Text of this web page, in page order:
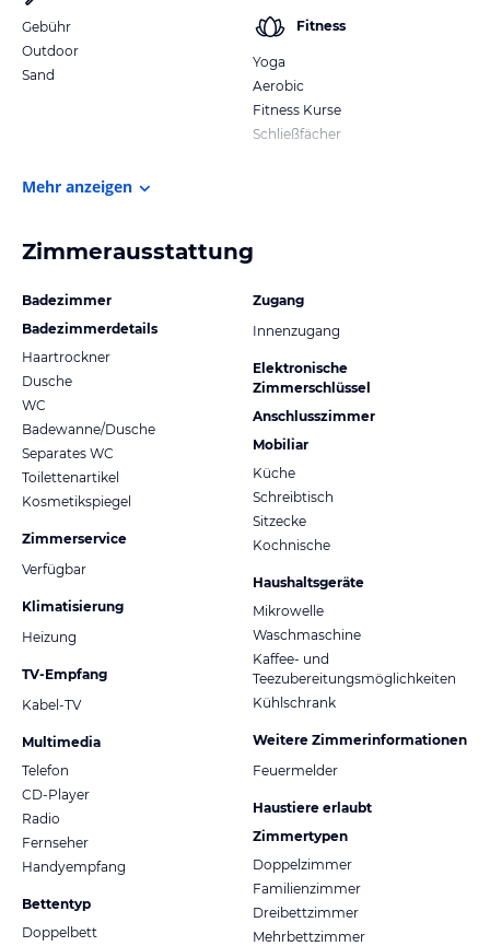
Gebühr
Outdoor
Sand
Fitness
Yoga
Aerobic
Fitness Kurse
Schließfächer
Mehr anzeigen
Zimmerausstattung
Badezimmer
Badezimmerdetails
Haartrockner
Dusche
WC
Badewanne/Dusche
Separates WC
Toilettenartikel
Kosmetikspiegel
Zimmerservice
Verfügbar
Klimatisierung
Heizung
TV-Empfang
Kabel-TV
Multimedia
Telefon
CD-Player
Radio
Fernseher
Handyempfang
Bettentyp
Doppelbett
Zugang
Innenzugang
Elektronische
Zimmerschlüssel
Anschlusszimmer
Mobiliar
Küche
Schreibtisch
Sitzecke
Kochnische
Haushaltsgeräte
Mikrowelle
Waschmaschine
Kaffee- und
Teezubereitungsmöglichkeiten
Kühlschrank
Weitere Zimmerinformationen
Feuermelder
Haustiere erlaubt
Zimmertypen
Doppelzimmer
Familienzimmer
Dreibettzimmer
Mehrbettzimmer